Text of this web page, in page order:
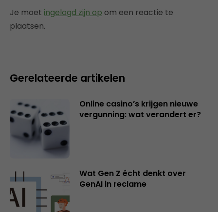
Je moet ingelogd zijn op om een reactie te
plaatsen.
Gerelateerde artikelen
Online casino’s krijgen nieuwe
vergunning: wat verandert er?
Wat Gen Z écht denkt over
GenAI in reclame